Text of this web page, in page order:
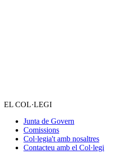
EL COL·LEGI
Junta de Govern
Comissions
Col·legia't amb nosaltres
Contacteu amb el Col·legi